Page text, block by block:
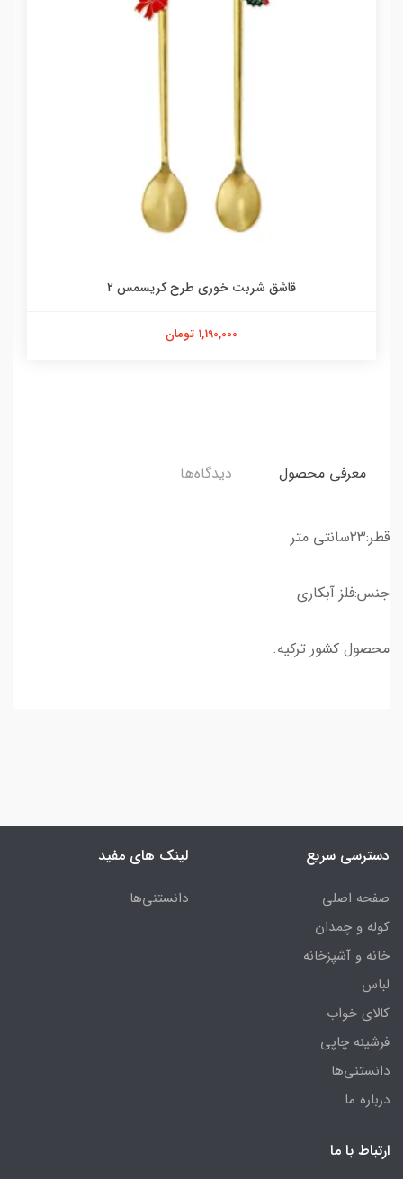
قاشق شربت خوری طرح کریسمس ۲
1,190,000 تومان
معرفی محصول دیدگاه‌ها
قطر:۲۳سانتی متر
جنس:فلز آبکاری
محصول کشور ترکیه.
دسترسی سریع
صفحه اصلی
کوله و چمدان
خانه و آشپزخانه
لباس
کالای خواب
فرشینه چاپی
دانستنی‌ها
درباره ما
لینک های مفید
دانستنی‌ها
ارتباط با ما